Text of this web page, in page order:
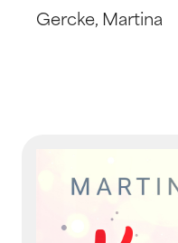
Gercke, Martina